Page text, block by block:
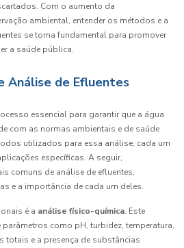
Com o aumento da
ambiental, entender os métodos e a
se torna fundamental para promover
a saúde pública.
Análise de Efluentes
essencial para garantir que a água
com as normas ambientais e de saúde
utilizados para essa análise, cada um
específicas. A seguir,
comuns de análise de efluentes,
e a importância de cada um deles.
é a análise físico-química. Este
como pH, turbidez, temperatura,
totais e a presença de substâncias